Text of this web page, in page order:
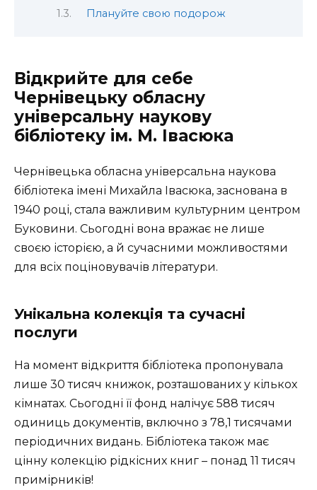
Плануйте свою подорож
Відкрийте для себе
Чернівецьку обласну
універсальну наукову
бібліотеку ім. М. Івасюка
Чернівецька обласна універсальна наукова
бібліотека імені Михайла Івасюка, заснована в
1940 році, стала важливим культурним центром
Буковини. Сьогодні вона вражає не лише
своєю історією, а й сучасними можливостями
для всіх поціновувачів літератури.
Унікальна колекція та сучасні
послуги
На момент відкриття бібліотека пропонувала
лише 30 тисяч книжок, розташованих у кількох
кімнатах. Сьогодні її фонд налічує 588 тисяч
одиниць документів, включно з 78,1 тисячами
періодичних видань. Бібліотека також має
цінну колекцію рідкісних книг – понад 11 тисяч
примірників!